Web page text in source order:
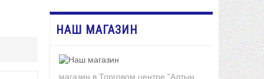
НАШ МАГАЗИН
магазин в Торговом центре "Алтын